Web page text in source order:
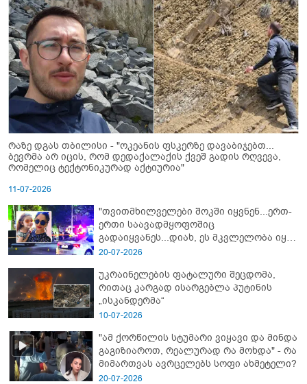
რაზე დგას თბილისი - "ოკეანის ფსკერზე დავაბიჯებთ...
ბევრმა არ იცის, რომ დედაქალაქის ქვეშ გადის რღვევა,
რომელიც ტექტონიკურად აქტიურია"
11-07-2026
"თვითმხილველები შოკში იყვნენ...ერთ-
ერთი საავადმყოფოშიც
გადაიყვანეს...დიახ, ეს მკვლელობა იყო"
- გორში დატრიალებული ტრაგედიის
20-07-2026
უკრაინელების ფატალური შეცდომა,
რითაც კარგად ისარგებლა პუტინის
„ისკანდერმა“
10-07-2026
"ამ ქორწილის სტუმარი ვიყავი და მინდა
გაგიზიაროთ, რეალურად რა მოხდა" - რა
მიმართვას ავრცელებს სოფი ახმეტელი?
20-07-2026